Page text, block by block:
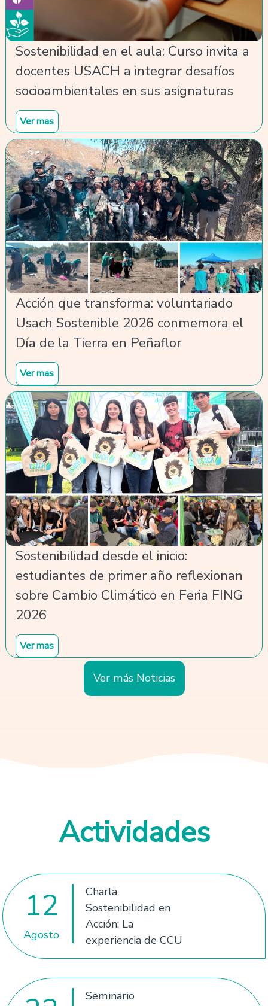
Sostenibilidad en el aula: Curso invita a
docentes USACH a integrar desafíos
socioambientales en sus asignaturas
Ver mas
Acción que transforma: voluntariado
Usach Sostenible 2026 conmemora el
Día de la Tierra en Peñaflor
Ver mas
Sostenibilidad desde el inicio:
estudiantes de primer año reflexionan
sobre Cambio Climático en Feria FING
2026
Ver mas
Ver más Noticias
Actividades
12
Agosto
Charla
Sostenibilidad en
Acción: La
experiencia de CCU
Seminario